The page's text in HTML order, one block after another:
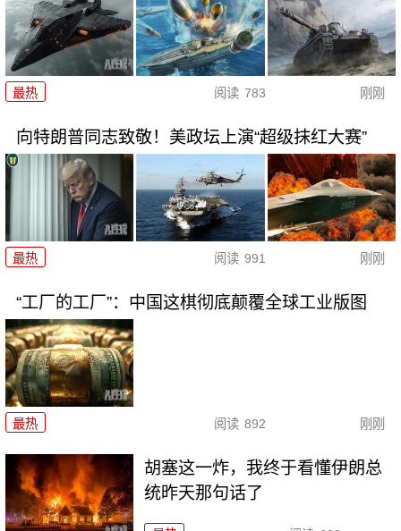
最热 阅读 783 刚刚
向特朗普同志致敬！美政坛上演“超级抹红大赛”
最热 阅读 991 刚刚
“工厂的工厂”：中国这棋彻底颠覆全球工业版图
最热 阅读 892 刚刚
胡塞这一炸，我终于看懂伊朗总
统昨天那句话了